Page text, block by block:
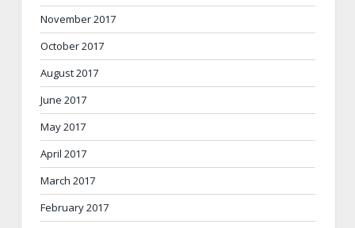
November 2017
October 2017
August 2017
June 2017
May 2017
April 2017
March 2017
February 2017